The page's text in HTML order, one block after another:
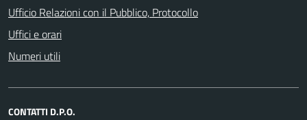
Ufficio Relazioni con il Pubblico, Protocollo
Uffici e orari
Numeri utili
CONTATTI D.P.O.